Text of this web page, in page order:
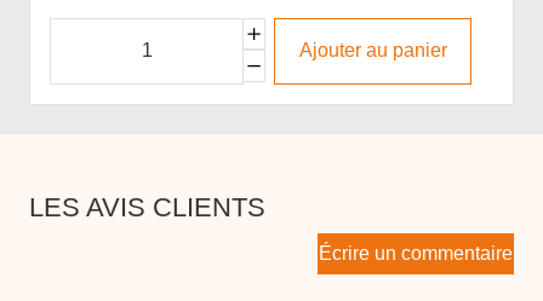
Ajouter au panier
LES AVIS CLIENTS
Écrire un commentaire